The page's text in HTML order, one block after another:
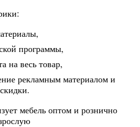
программы,
на весь товар,
рекламным материалом и
мебель оптом и рознично